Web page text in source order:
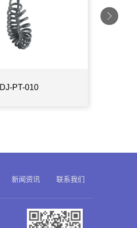
DJ-PT-010
新闻资讯 联系我们